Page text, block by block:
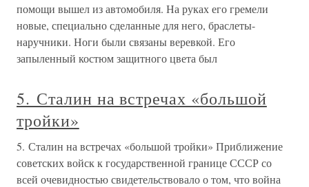
помощи вышел из автомобиля. На руках его гремели
новые, специально сделанные для него, браслеты-
наручники. Ноги были связаны веревкой. Его
запыленный костюм защитного цвета был
5. Сталин на встречах «большой
тройки»
5. Сталин на встречах «большой тройки» Приближение
советских войск к государственной границе СССР со
всей очевидностью свидетельствовало о том, что война